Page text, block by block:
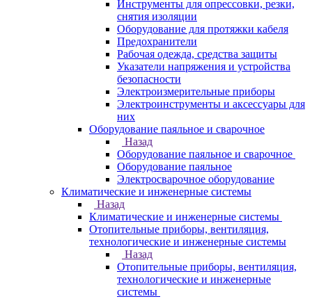
Инструменты для опрессовки, резки,
снятия изоляции
Оборудование для протяжки кабеля
Предохранители
Рабочая одежда, средства защиты
Указатели напряжения и устройства
безопасности
Электроизмерительные приборы
Электроинструменты и аксессуары для
них
Оборудование паяльное и сварочное
Назад
Оборудование паяльное и сварочное
Оборудование паяльное
Электросварочное оборудование
Климатические и инженерные системы
Назад
Климатические и инженерные системы
Отопительные приборы, вентиляция,
технологические и инженерные системы
Назад
Отопительные приборы, вентиляция,
технологические и инженерные
системы